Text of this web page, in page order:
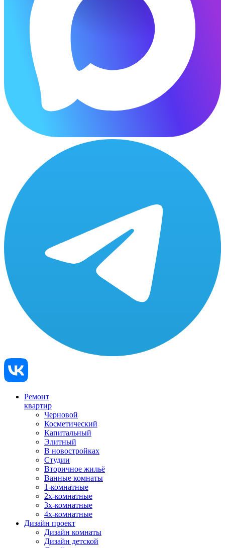
Ремонт
квартир
Черновой
Косметический
Капитальный
Элитный
В новостройках
Студии
Вторичное жильё
Ванные комнаты
1-комнатные
2х-комнатные
3х-комнатные
4х-комнатные
Дизайн проект
Дизайн комнаты
Дизайн детской